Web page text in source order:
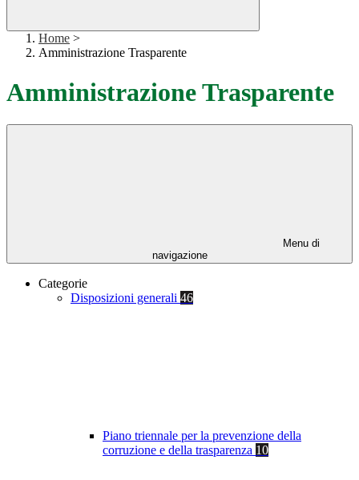
Home >
Amministrazione Trasparente
Amministrazione Trasparente
Menu di
navigazione
Categorie
Disposizioni generali 46
Piano triennale per la prevenzione della
corruzione e della trasparenza 10